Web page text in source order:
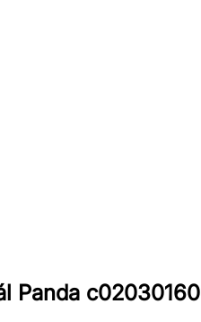
Panda c02030160